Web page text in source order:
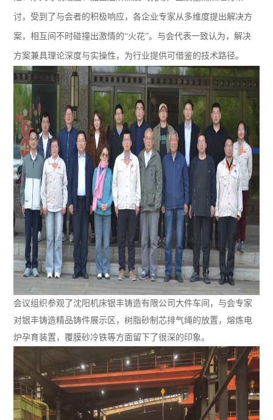
讨，受到了与会者的积极响应，各企业专家从多维度提出解决方
案，相互间不时碰撞出激情的“火花”。与会代表一致认为，解决
方案兼具理论深度与实操性，为行业提供可借鉴的技术路径。
会议组织参观了沈阳机床银丰铸造有限公司大件车间，与会专家
对银丰铸造精品铸件展示区，树脂砂制芯排气绳的放置，熔炼电
炉孕育装置，覆膜砂冷铁等方面留下了很深的印象。